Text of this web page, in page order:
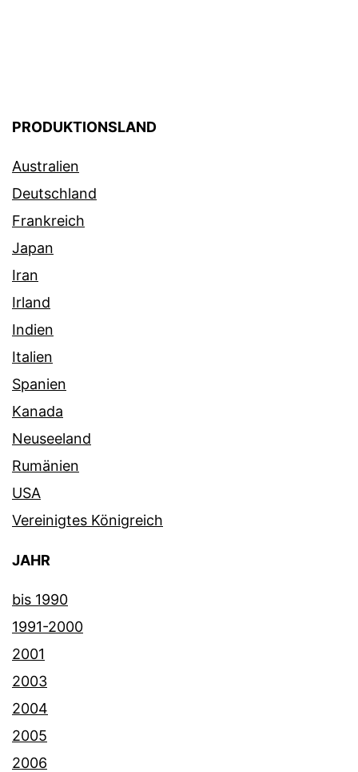
PRODUKTIONSLAND
Australien
Deutschland
Frankreich
Japan
Iran
Irland
Indien
Italien
Spanien
Kanada
Neuseeland
Rumänien
USA
Vereinigtes Königreich
JAHR
bis 1990
1991-2000
2001
2003
2004
2005
2006